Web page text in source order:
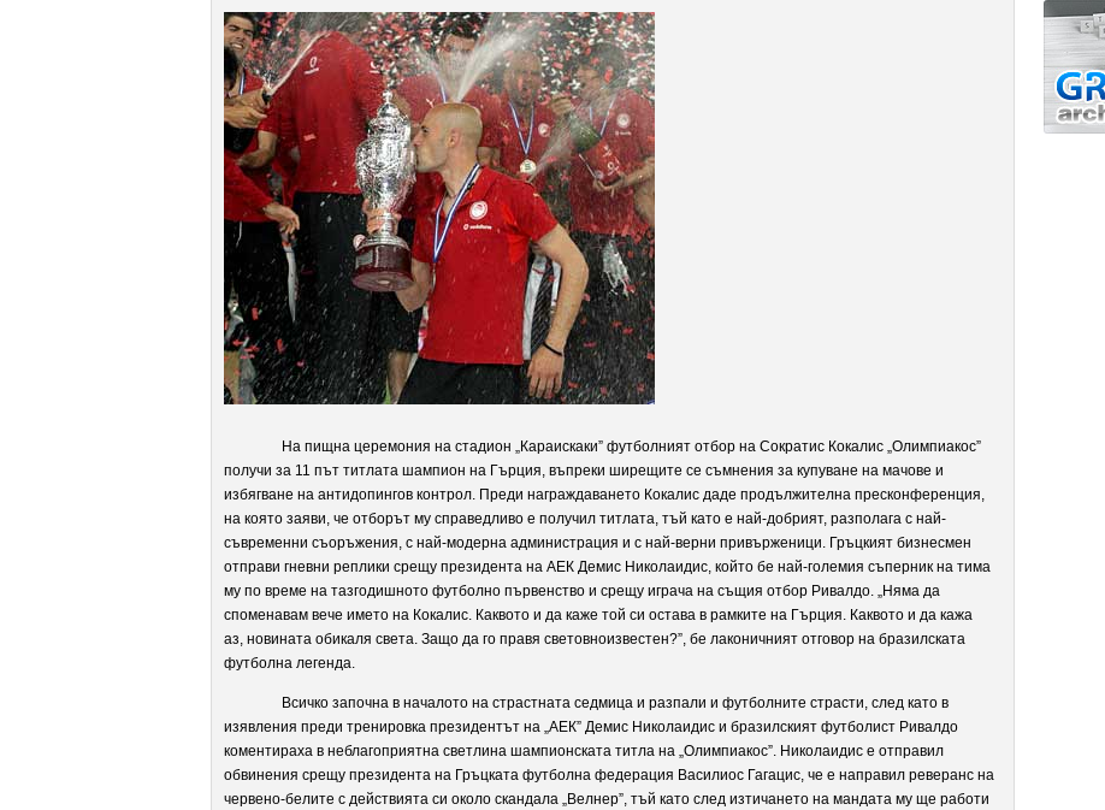
На пищна церемония на стадион „Караискаки” футболният отбор на Сократис Кокалис „Олимпиакос”
получи за 11 път титлата шампион на Гърция, въпреки ширещите се съмнения за купуване на мачове и
избягване на антидопингов контрол. Преди награждаването Кокалис даде продължителна пресконференция,
на която заяви, че отборът му справедливо е получил титлата, тъй като е най-добрият, разполага с най-
съвременни съоръжения, с най-модерна администрация и с най-верни привърженици. Гръцкият бизнесмен
отправи гневни реплики срещу президента на АЕК Демис Николаидис, който бе най-големия съперник на тима
му по време на тазгодишното футболно първенство и срещу играча на същия отбор Ривалдо. „Няма да
споменавам вече името на Кокалис. Каквото и да каже той си остава в рамките на Гърция. Каквото и да кажа
аз, новината обикаля света. Защо да го правя световноизвестен?”, бе лаконичният отговор на бразилската
футболна легенда.
Всичко започна в началото на страстната седмица и разпали и футболните страсти, след като в
изявления преди тренировка президентът на „АЕК” Демис Николаидис и бразилският футболист Ривалдо
коментираха в неблагоприятна светлина шампионската титла на „Олимпиакос”. Николаидис е отправил
обвинения срещу президента на Гръцката футболна федерация Василиос Гагацис, че е направил реверанс на
червено-белите с действията си около скандала „Велнер”, тъй като след изтичането на мандата му ще работи